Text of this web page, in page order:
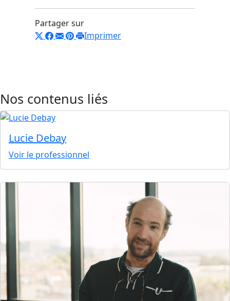
Partager sur
Imprimer
Nos contenus liés
Lucie Debay
Voir le professionnel